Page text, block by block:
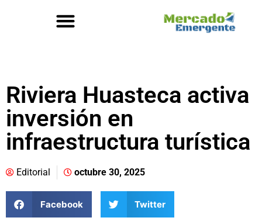
Riviera Huasteca activa
inversión en
infraestructura turística
Editorial octubre 30, 2025
Facebook Twitter